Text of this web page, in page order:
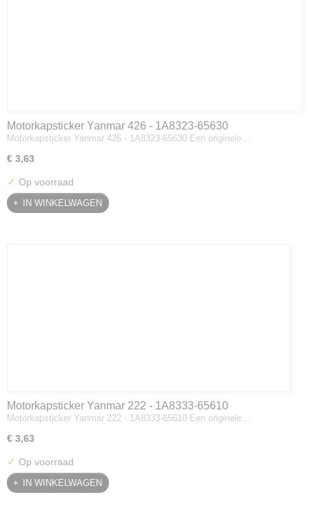
Motorkapsticker Yanmar 426 - 1A8323-65630
Motorkapsticker Yanmar 426 - 1A8323-65630 Een originele…
€ 3,63
✓ Op voorraad
IN WINKELWAGEN
Motorkapsticker Yanmar 222 - 1A8333-65610
Motorkapsticker Yanmar 222 - 1A8333-65610 Een originele…
€ 3,63
✓ Op voorraad
IN WINKELWAGEN